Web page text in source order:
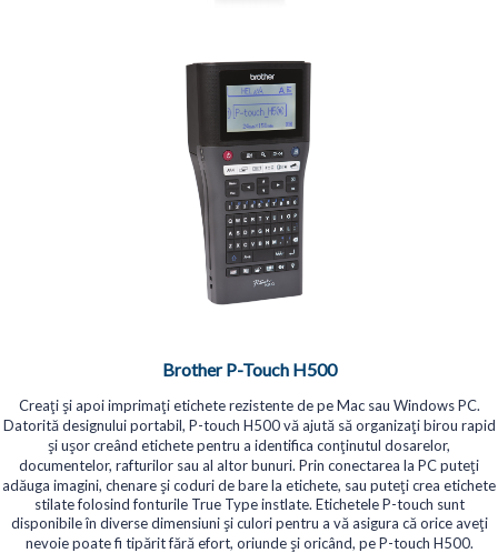
Brother P-Touch H500
Creați și apoi imprimați etichete rezistente de pe Mac sau Windows PC.
Datorită designului portabil, P-touch H500 vă ajută să organizați birou rapid
și ușor creând etichete pentru a identifica conținutul dosarelor,
documentelor, rafturilor sau al altor bunuri. Prin conectarea la PC puteți
adăuga imagini, chenare și coduri de bare la etichete, sau puteți crea etichete
stilate folosind fonturile True Type instlate. Etichetele P-touch sunt
disponibile în diverse dimensiuni și culori pentru a vă asigura că orice aveți
nevoie poate fi tipărit fără efort, oriunde și oricând, pe P-touch H500.